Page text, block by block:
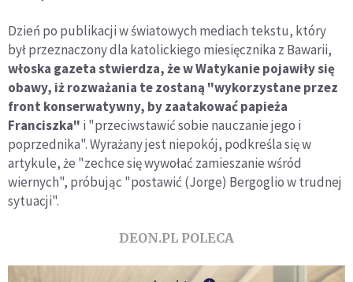
Dzień po publikacji w światowych mediach tekstu, który
był przeznaczony dla katolickiego miesięcznika z Bawarii,
włoska gazeta stwierdza, że w Watykanie pojawiły się
obawy, iż rozważania te zostaną "wykorzystane przez
front konserwatywny, by zaatakować papieża
Franciszka" i "przeciwstawić sobie nauczanie jego i
poprzednika". Wyrażany jest niepokój, podkreśla się w
artykule, że "zechce się wywołać zamieszanie wśród
wiernych", próbując "postawić (Jorge) Bergoglio w trudnej
sytuacji".
DEON.PL POLECA